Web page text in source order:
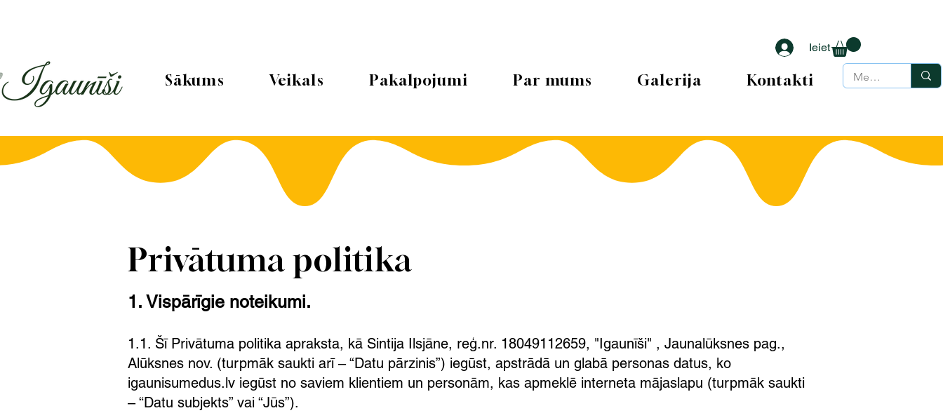
Ieiet
Sākums Veikals Pakalpojumi Par mums Galerija Kontakti
Privātuma politika
1. Vispārīgie noteikumi.
1.1. Šī Privātuma politika apraksta, kā Sintija Ilsjāne, reģ.nr. 18049112659, "Igaunīši" , Jaunalūksnes pag.,
Alūksnes nov. (turpmāk saukti arī – “Datu pārzinis”) iegūst, apstrādā un glabā personas datus, ko
igaunisumedus.lv iegūst no saviem klientiem un personām, kas apmeklē interneta mājaslapu (turpmāk saukti
– “Datu subjekts” vai “Jūs”).